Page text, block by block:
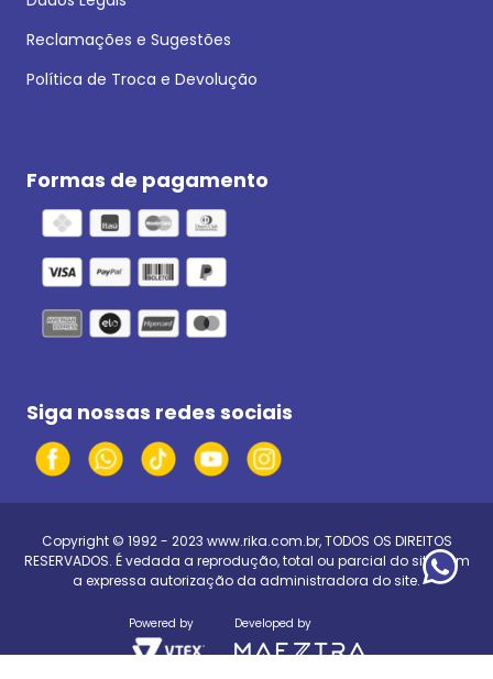
Reclamações e Sugestões
Política de Troca e Devolução
Formas de pagamento
Siga nossas redes sociais
Copyright © 1992 - 2023 www.rika.com.br, TODOS OS DIREITOS
RESERVADOS. É vedada a reprodução, total ou parcial do site, sem
a expressa autorização da administradora do site.
Powered by Developed by